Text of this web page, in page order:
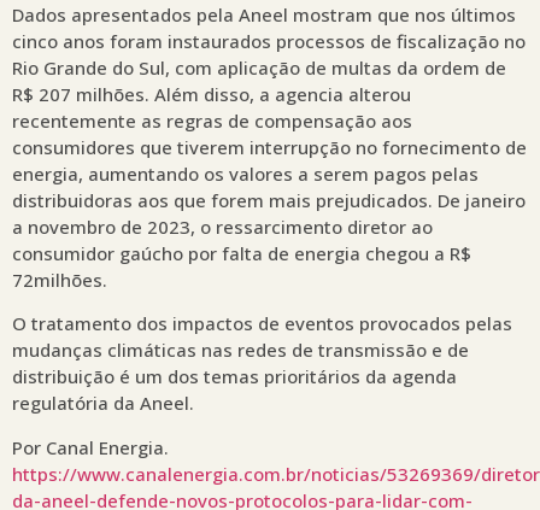
Dados apresentados pela Aneel mostram que nos últimos
cinco anos foram instaurados processos de fiscalização no
Rio Grande do Sul, com aplicação de multas da ordem de
R$ 207 milhões. Além disso, a agencia alterou
recentemente as regras de compensação aos
consumidores que tiverem interrupção no fornecimento de
energia, aumentando os valores a serem pagos pelas
distribuidoras aos que forem mais prejudicados. De janeiro
a novembro de 2023, o ressarcimento diretor ao
consumidor gaúcho por falta de energia chegou a R$
72milhões.
O tratamento dos impactos de eventos provocados pelas
mudanças climáticas nas redes de transmissão e de
distribuição é um dos temas prioritários da agenda
regulatória da Aneel.
Por Canal Energia.
https://www.canalenergia.com.br/noticias/53269369/
da-aneel-defende-novos-protocolos-para-lidar-com-